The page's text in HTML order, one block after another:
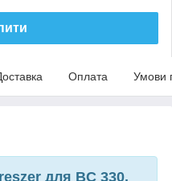
Оплата Умови
для BC 330,